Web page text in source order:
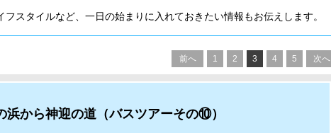
フスタイルなど、一日の始まりに入れておきたい情報もお伝えします。
前へ 1 2 3 4 5 次へ
浜から神迎の道（バスツアーその⑩）